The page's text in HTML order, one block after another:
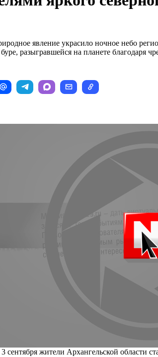
явление украсило ночное небо
разыгравшейся на планете благодаря
сентября жители Архангельской области